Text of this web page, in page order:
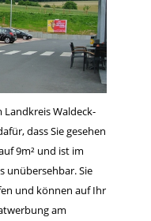
Waldeck-
dass Sie gesehen
9m² und ist im
unübersehbar. Sie
und können auf Ihr
am